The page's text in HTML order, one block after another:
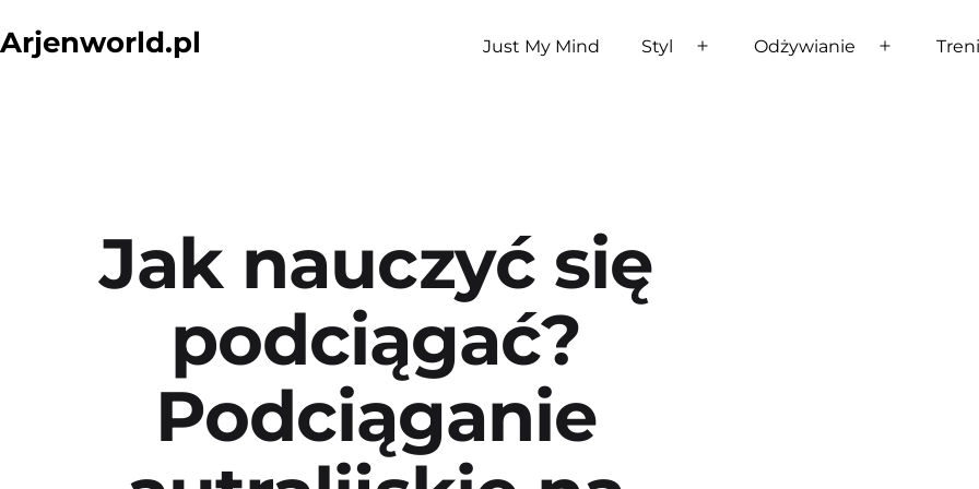
do
Arjenworld.pl Just My Mind Styl
RozwińOdżywianie
Rozwiń
Jak nauczyć się
podciągać?
Podciąganie